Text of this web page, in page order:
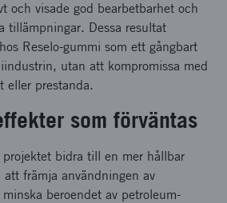
och visade god bearbetbarhet och
tillämpningar. Dessa resultat
Reselo-gummi som ett gångbart
utan att kompromissa med
eller prestanda.
som förväntas
projektet bidra till en mer hållbar
främja användningen av
beroendet av petroleum-